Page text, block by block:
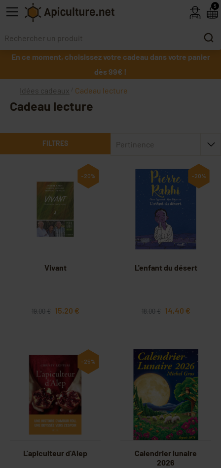
Skip to main content
En ce moment, choisissez votre cadeau dans votre panier
dès 99€ !
Idées cadeaux Cadeau lecture
Cadeau lecture
FILTRES Pertinence
-20%
Vivant
19,00 € 15,20 €
-20%
L'enfant du désert
18,00 € 14,40 €
-25%
L'apiculteur d'Alep
Calendrier lunaire
2026
5